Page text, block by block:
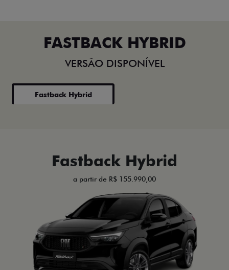
FASTBACK HYBRID
VERSÃO DISPONÍVEL
Fastback Hybrid
Fastback Hybrid
a partir de R$ 155.990,00